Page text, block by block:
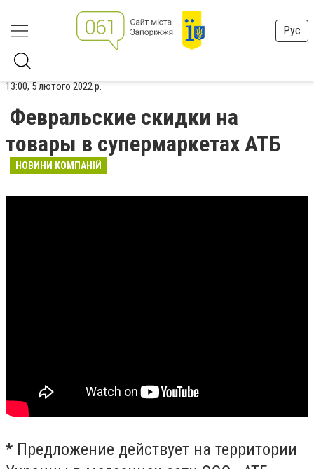
Рус
13:00, 5 лютого 2022 р.
Февральские скидки на
товары в супермаркетах АТБ
НОВИНИ КОМПАНІЙ
* Предложение действует на территории